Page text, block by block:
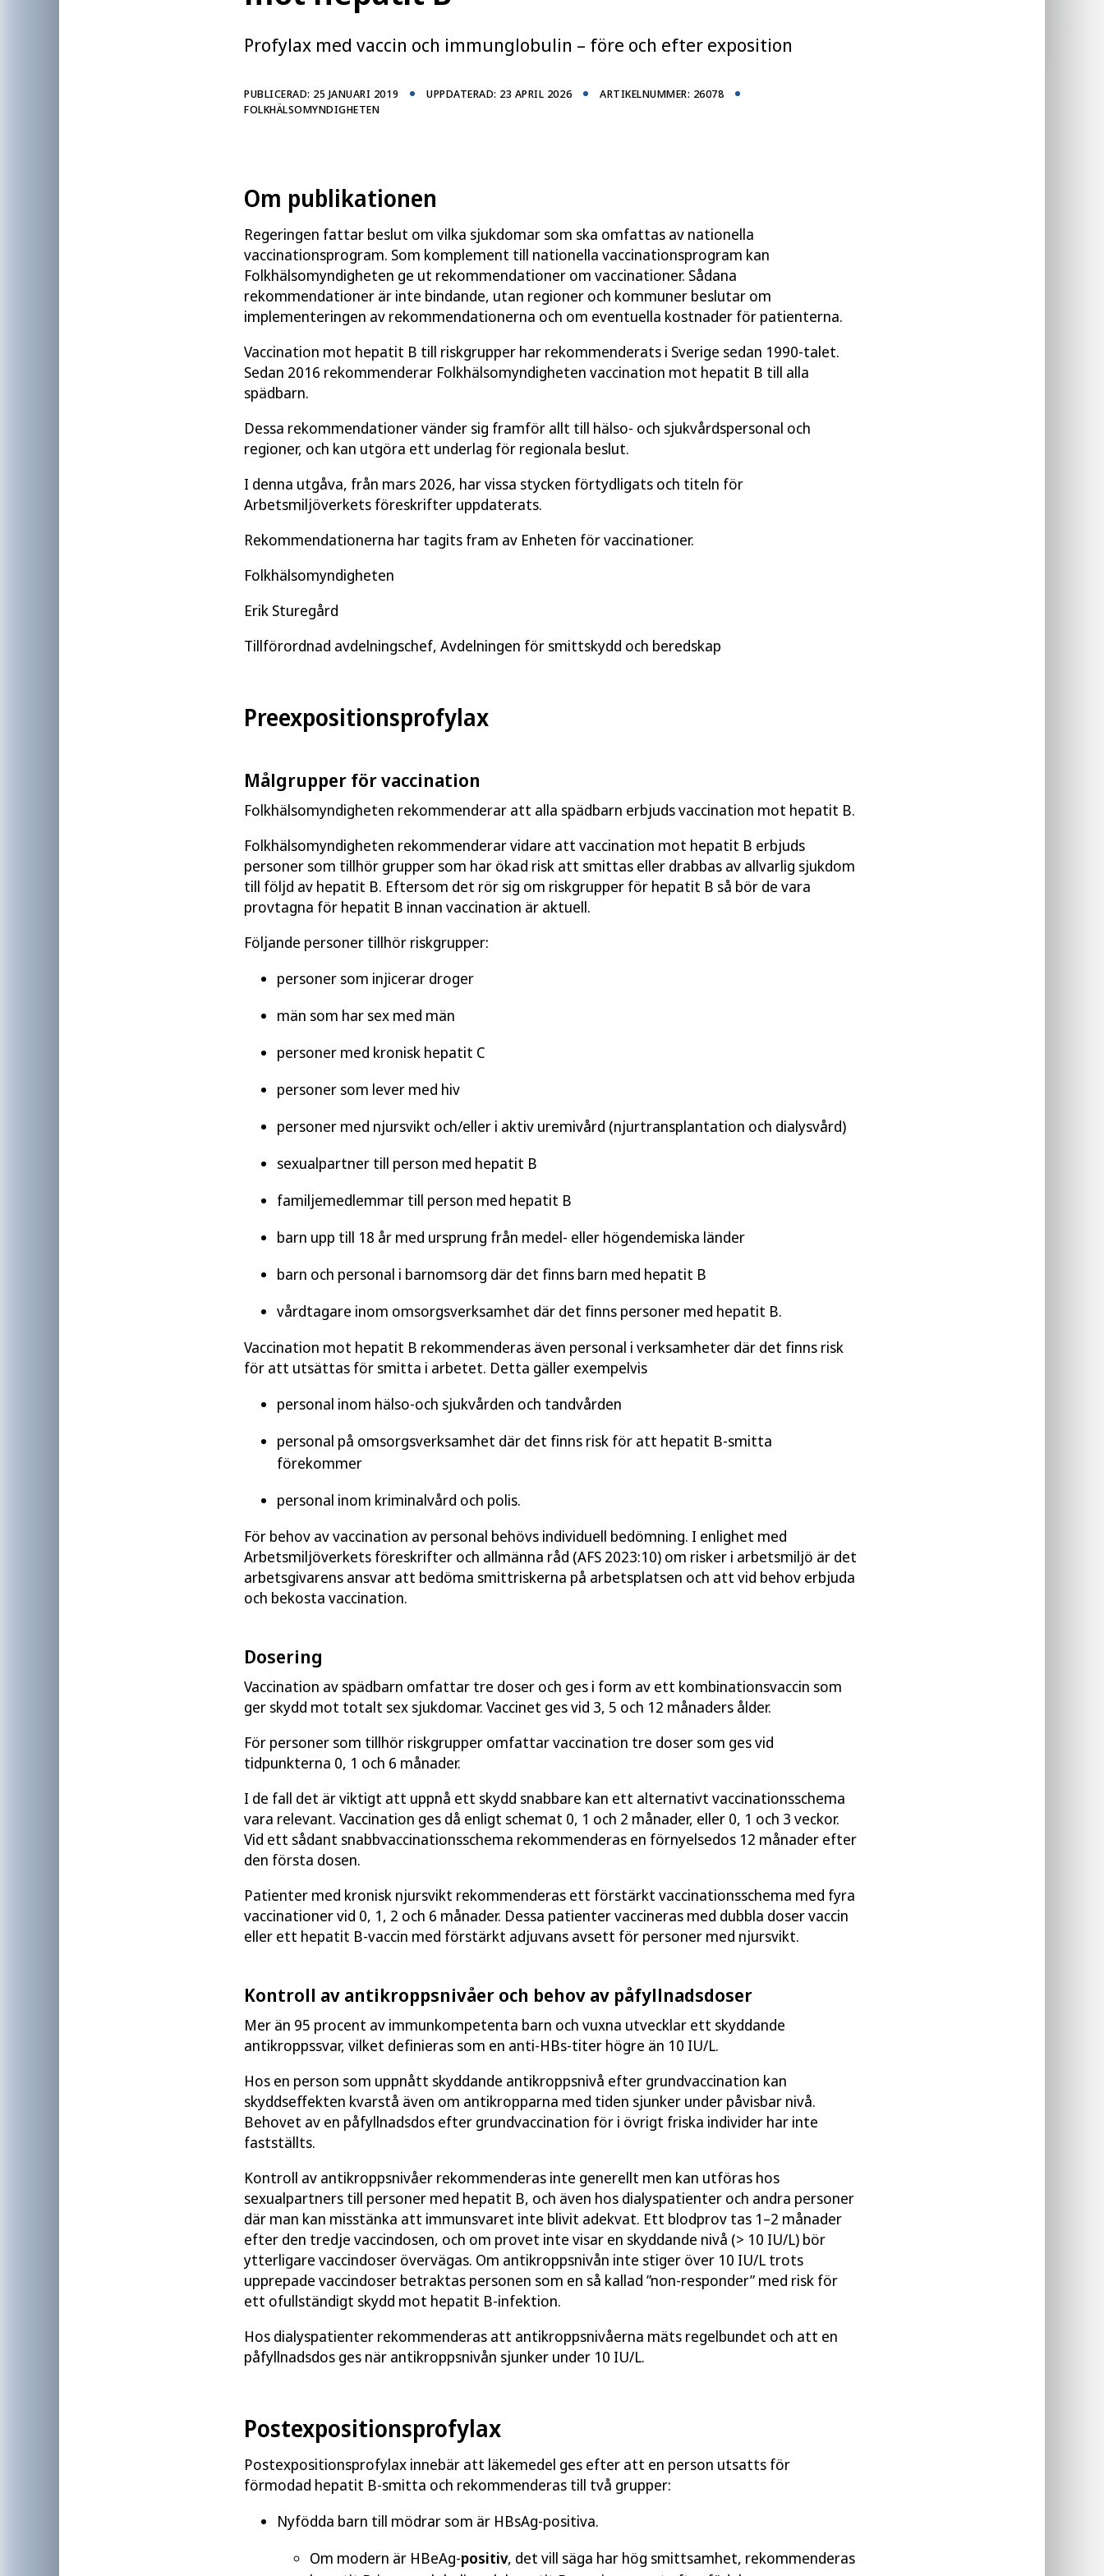
Profylax med vaccin och immunglobulin – före och efter exposition
PUBLICERAD: 25 JANUARI 2019 UPPDATERAD: 23 APRIL 2026
ARTIKELNUMMER: 26078
FOLKHÄLSOMYNDIGHETEN
Om publikationen
Regeringen fattar beslut om vilka sjukdomar som ska omfattas av nationella
vaccinationsprogram. Som komplement till nationella vaccinationsprogram kan
Folkhälsomyndigheten ge ut rekommendationer om vaccinationer. Sådana
rekommendationer är inte bindande, utan regioner och kommuner beslutar om
implementeringen av rekommendationerna och om eventuella kostnader för patienterna.
Vaccination mot hepatit B till riskgrupper har rekommenderats i Sverige sedan 1990-talet.
Sedan 2016 rekommenderar Folkhälsomyndigheten vaccination mot hepatit B till alla
spädbarn.
Dessa rekommendationer vänder sig framför allt till hälso- och sjukvårdspersonal och
regioner, och kan utgöra ett underlag för regionala beslut.
I denna utgåva, från mars 2026, har vissa stycken förtydligats och titeln för
Arbetsmiljöverkets föreskrifter uppdaterats.
Rekommendationerna har tagits fram av Enheten för vaccinationer.
Folkhälsomyndigheten
Erik Sturegård
Tillförordnad avdelningschef, Avdelningen för smittskydd och beredskap
Preexpositionsprofylax
Målgrupper för vaccination
Folkhälsomyndigheten rekommenderar att alla spädbarn erbjuds vaccination mot hepatit B.
Folkhälsomyndigheten rekommenderar vidare att vaccination mot hepatit B erbjuds
personer som tillhör grupper som har ökad risk att smittas eller drabbas av allvarlig sjukdom
till följd av hepatit B. Eftersom det rör sig om riskgrupper för hepatit B så bör de vara
provtagna för hepatit B innan vaccination är aktuell.
Följande personer tillhör riskgrupper:
personer som injicerar droger
män som har sex med män
personer med kronisk hepatit C
personer som lever med hiv
personer med njursvikt och/eller i aktiv uremivård (njurtransplantation och dialysvård)
sexualpartner till person med hepatit B
familjemedlemmar till person med hepatit B
barn upp till 18 år med ursprung från medel- eller högendemiska länder
barn och personal i barnomsorg där det finns barn med hepatit B
vårdtagare inom omsorgsverksamhet där det finns personer med hepatit B.
Vaccination mot hepatit B rekommenderas även personal i verksamheter där det finns risk
för att utsättas för smitta i arbetet. Detta gäller exempelvis
personal inom hälso-och sjukvården och tandvården
personal på omsorgsverksamhet där det finns risk för att hepatit B-smitta
förekommer
personal inom kriminalvård och polis.
För behov av vaccination av personal behövs individuell bedömning. I enlighet med
Arbetsmiljöverkets föreskrifter och allmänna råd (AFS 2023:10) om risker i arbetsmiljö är det
arbetsgivarens ansvar att bedöma smittriskerna på arbetsplatsen och att vid behov erbjuda
och bekosta vaccination.
Dosering
Vaccination av spädbarn omfattar tre doser och ges i form av ett kombinationsvaccin som
ger skydd mot totalt sex sjukdomar. Vaccinet ges vid 3, 5 och 12 månaders ålder.
För personer som tillhör riskgrupper omfattar vaccination tre doser som ges vid
tidpunkterna 0, 1 och 6 månader.
I de fall det är viktigt att uppnå ett skydd snabbare kan ett alternativt vaccinationsschema
vara relevant. Vaccination ges då enligt schemat 0, 1 och 2 månader, eller 0, 1 och 3 veckor.
Vid ett sådant snabbvaccinationsschema rekommenderas en förnyelsedos 12 månader efter
den första dosen.
Patienter med kronisk njursvikt rekommenderas ett förstärkt vaccinationsschema med fyra
vaccinationer vid 0, 1, 2 och 6 månader. Dessa patienter vaccineras med dubbla doser vaccin
eller ett hepatit B-vaccin med förstärkt adjuvans avsett för personer med njursvikt.
Kontroll av antikroppsnivåer och behov av påfyllnadsdoser
Mer än 95 procent av immunkompetenta barn och vuxna utvecklar ett skyddande
antikroppssvar, vilket definieras som en anti-HBs-titer högre än 10 IU/L.
Hos en person som uppnått skyddande antikroppsnivå efter grundvaccination kan
skyddseffekten kvarstå även om antikropparna med tiden sjunker under påvisbar nivå.
Behovet av en påfyllnadsdos efter grundvaccination för i övrigt friska individer har inte
fastställts.
Kontroll av antikroppsnivåer rekommenderas inte generellt men kan utföras hos
sexualpartners till personer med hepatit B, och även hos dialyspatienter och andra personer
där man kan misstänka att immunsvaret inte blivit adekvat. Ett blodprov tas 1–2 månader
efter den tredje vaccindosen, och om provet inte visar en skyddande nivå (> 10 IU/L) bör
ytterligare vaccindoser övervägas. Om antikroppsnivån inte stiger över 10 IU/L trots
upprepade vaccindoser betraktas personen som en så kallad ”non-responder” med risk för
ett ofullständigt skydd mot hepatit B-infektion.
Hos dialyspatienter rekommenderas att antikroppsnivåerna mäts regelbundet och att en
påfyllnadsdos ges när antikroppsnivån sjunker under 10 IU/L.
Postexpositionsprofylax
Postexpositionsprofylax innebär att läkemedel ges efter att en person utsatts för
förmodad hepatit B-smitta och rekommenderas till två grupper:
Nyfödda barn till mödrar som är HBsAg-positiva.
Om modern är HBeAg-positiv, det vill säga har hög smittsamhet, rekommenderas
Rekommendationerna vänder sig framför allt till hälso- och sjukvårdspersonal och
Relaterad läsning
25 januari 2019
23 april 2026
26078